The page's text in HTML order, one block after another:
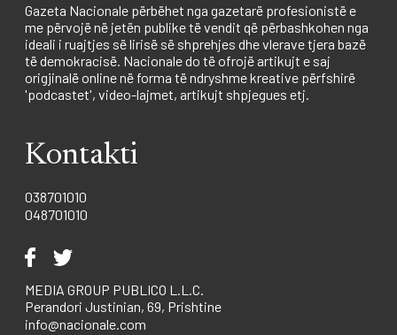
Gazeta Nacionale përbëhet nga gazetarë profesionistë e
me përvojë në jetën publike të vendit që përbashkohen nga
ideali i ruajtjes së lirisë së shprehjes dhe vlerave tjera bazë
të demokracisë. Nacionale do të ofrojë artikujt e saj
origjinalë online në forma të ndryshme kreative përfshirë
'podcastet', video-lajmet, artikujt shpjegues etj.
Kontakti
038701010
048701010
MEDIA GROUP PUBLICO L.L.C.
Perandori Justinian, 69, Prishtine
info@nacionale.com